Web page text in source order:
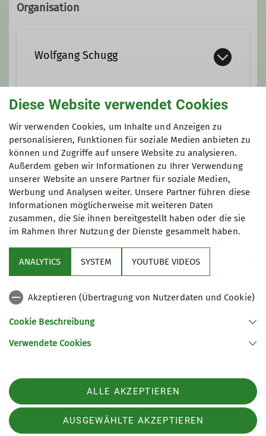
Organisation
Wolfgang Schugg
+49-175-32 57 365
Qualifikationen
Trainer B Alpinklettern
Trainer B Klettersteig
Preis
zzgl. Leihmaterial nach Bedarf
Maximale Teilnehmeranzahl
6
Nützliche Links
Sektion Günzburg des Deutschen Alpenvereins e.V.
Telefon +4982219646199
Diese Website verwendet Cookies
Wir verwenden Cookies, um Inhalte und Anzeigen zu
personalisieren, Funktionen für soziale Medien anbieten zu
können und Zugriffe auf unsere Website zu analysieren.
Außerdem geben wir Informationen zu Ihrer Verwendung
unserer Website an unsere Partner für soziale Medien,
Werbung und Analysen weiter. Unsere Partner führen diese
Informationen möglicherweise mit weiteren Daten
zusammen, die Sie ihnen bereitgestellt haben oder die sie
im Rahmen Ihrer Nutzung der Dienste gesammelt haben.
ANALYTICS SYSTEM YOUTUBE VIDEOS
Akzeptieren (Übertragung von Nutzerdaten und Cookie)
Cookie Beschreibung
Verwendete Cookies
ALLE AKZEPTIEREN
AUSGEWÄHLTE AKZEPTIEREN